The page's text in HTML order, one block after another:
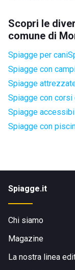
Scopri le
comune di
Spiagge per cani
Spiagge con
Spiagge
Spiagge con
Spiagge
Spiagge con
Spiagge.it
Chi siamo
Magazine
La nostra linea